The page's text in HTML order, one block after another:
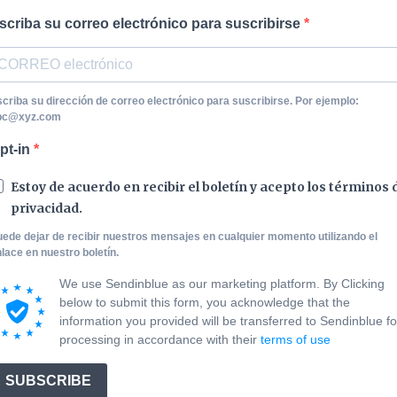
su correo electrónico para suscribirse
su dirección de correo electrónico para suscribirse. Por ejemplo:
in
Estoy de acuerdo en recibir el boletí­n y acepto los términos
privacidad.
dejar de recibir nuestros mensajes en cualquier momento utilizando el
en nuestro boletín.
We use Sendinblue as our marketing platform. By Clicking
below to submit this form, you acknowledge that the
information you provided will be transferred to Sendinblue
processing in accordance with their terms of use
SUBSCRIBE